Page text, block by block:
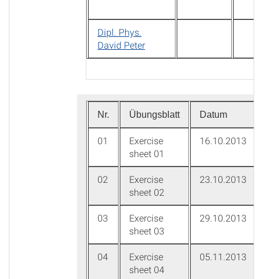
Dipl. Phys.
David Peter
Nr. Übungsblatt Datum
01
Exercise
sheet 01
16.10.2013
02
Exercise
sheet 02
23.10.2013
03
Exercise
sheet 03
29.10.2013
04
Exercise
sheet 04
05.11.2013